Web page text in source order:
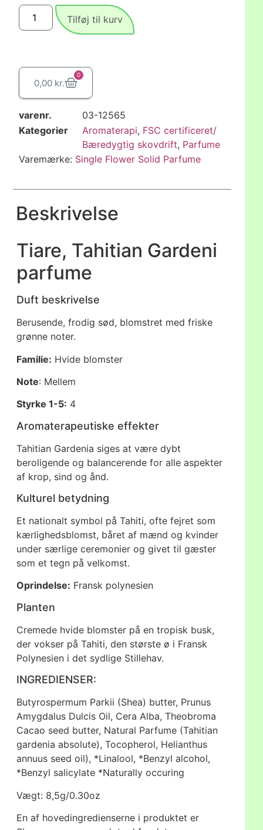
Tilføj til kurv
0,00 kr.
0
varenr.
03-12565
Kategorier
Aromaterapi, FSC certificeret/
Bæredygtig skovdrift, Parfume
Varemærke: Single Flower Solid Parfume
Beskrivelse
Tiare, Tahitian Gardeni
parfume
Duft beskrivelse
Berusende, frodig sød, blomstret med friske
grønne noter.
Familie: Hvide blomster
Note: Mellem
Styrke 1-5: 4
Aromaterapeutiske effekter
Tahitian Gardenia siges at være dybt
beroligende og balancerende for alle aspekter
af krop, sind og ånd.
Kulturel betydning
Et nationalt symbol på Tahiti, ofte fejret som
kærlighedsblomst, båret af mænd og kvinder
under særlige ceremonier og givet til gæster
som et tegn på velkomst.
Oprindelse: Fransk polynesien
Planten
Cremede hvide blomster på en tropisk busk,
der vokser på Tahiti, den største ø i Fransk
Polynesien i det sydlige Stillehav.
INGREDIENSER:
Butyrospermum Parkii (Shea) butter, Prunus
Amygdalus Dulcis Oil, Cera Alba, Theobroma
Cacao seed butter, Natural Parfume (Tahitian
gardenia absolute), Tocopherol, Helianthus
annuus seed oil), *Linalool, *Benzyl alcohol,
*Benzyl salicylate *Naturally occuring
Vægt: 8,5g/0.30oz
En af hovedingredienserne i produktet er